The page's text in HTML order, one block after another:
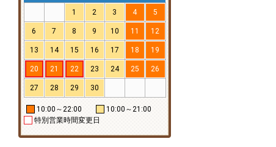
1
2 3 4 5
6 7 8 9 10 11 12
13 14 15 16 17 18 19
20 21 22 23 24 25 26
27 28 29 30
10:00～21:00
10:00～22:00
特別営業時間変更日